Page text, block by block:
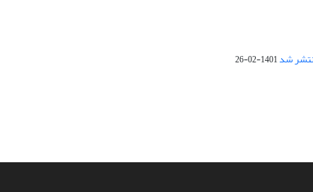
1401-02-26